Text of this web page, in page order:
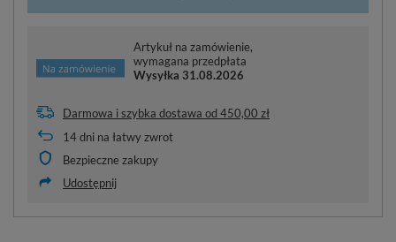
Artykuł na zamówienie,
wymagana przedpłata
Wysyłka 31.08.2026
Darmowa i szybka dostawa od450,00 zł
14dni na łatwy zwrot
Bezpieczne zakupy
Udostępnij